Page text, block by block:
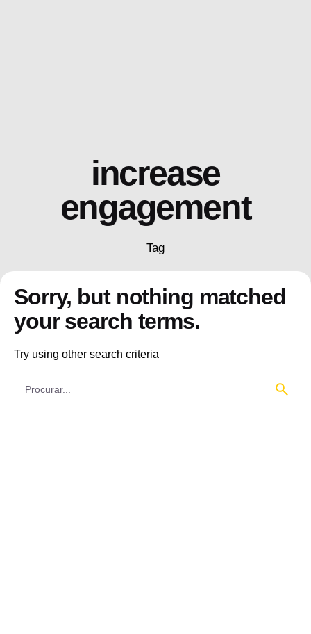
increase
engagement
Tag
Sorry, but nothing matched
your search terms.
Try using other search criteria